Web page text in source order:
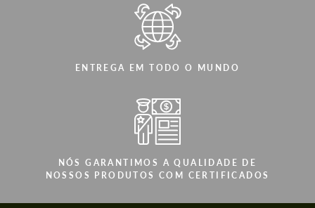
ENTREGA EM TODO O MUNDO
NÓS GARANTIMOS A QUALIDADE DE
NOSSOS PRODUTOS COM CERTIFICADOS